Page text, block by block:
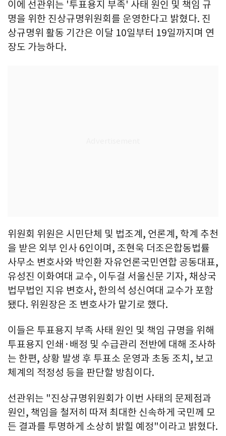
이에 선관위는 '투표용지 부족' 사태 원인 및 책임 규
명을 위한 진상규명위원회를 운영한다고 밝혔다. 진
상규명위 활동 기간은 이달 10일부터 19일까지며 연
장도 가능하다.
위원회 위원은 시민단체 및 법조계, 언론계, 학계 추천
을 받은 외부 인사 6인이며, 조현욱 더조은합동법률
사무소 변호사와 박인환 자유언론국민연합 공동대표,
유성진 이화여대 교수, 이두걸 서울신문 기자, 채상국
법무법인 지유 변호사, 한의석 성신여대 교수가 포함
됐다. 위원장은 조 변호사가 맡기로 했다.
이들은 투표용지 부족 사태 원인 및 책임 규명을 위해
투표용지 인쇄·배정 및 수급관리 전반에 대해 조사하
는 한편, 상황 발생 후 투표소 운영과 초동 조치, 보고
체계의 적정성 등을 판단할 방침이다.
선관위는 "진상규명위원회가 이번 사태의 문제점과
원인, 책임을 철저히 따져 최대한 신속하게 국민께 모
든 결과를 투명하게 소상히 밝힐 예정"이라고 밝혔다.